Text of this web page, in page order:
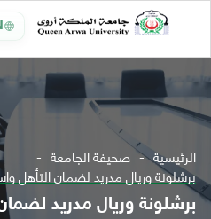
الرئيسية صحيفة الجامعة
برشلونة وريال مدريد لضمان التأهل
برشلونة وريال مدريد